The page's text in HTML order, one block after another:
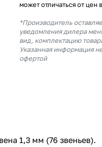
может отличаться от цен
*Производитель
уведомления дилера
вид, комплектацию
Указанная информация
офертой
1,3 мм (76 звеньев).